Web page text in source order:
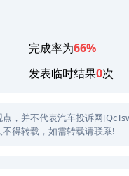
完成率为66%
发表临时结果0次
，并不代表汽车投诉网
得转载，如需转载请联系!